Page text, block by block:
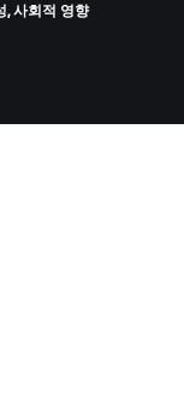
, 사회적 영향